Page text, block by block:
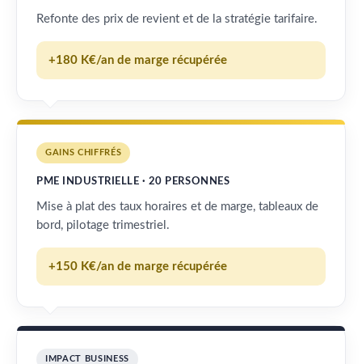
Refonte des prix de revient et de la stratégie tarifaire.
+180 K€/an de marge récupérée
GAINS CHIFFRÉS
PME INDUSTRIELLE · 20 PERSONNES
Mise à plat des taux horaires et de marge, tableaux de
bord, pilotage trimestriel.
+150 K€/an de marge récupérée
IMPACT BUSINESS